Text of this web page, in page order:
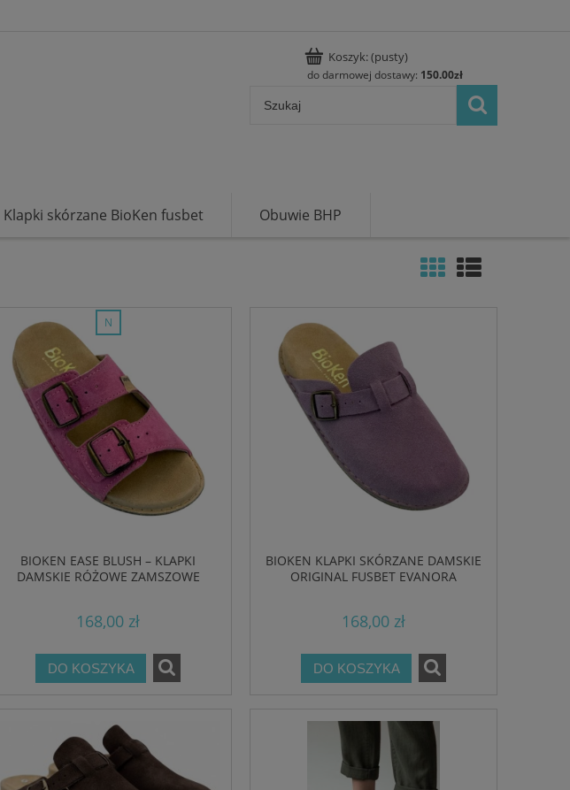
Koszyk:(pusty)
do darmowej dostawy: 150.00zł
Klapki skórzane BioKen fusbet Obuwie BHP
BIOKEN EASE BLUSH – KLAPKI
DAMSKIE RÓŻOWE ZAMSZOWE
168,00 zł
DO KOSZYKA
BIOKEN KLAPKI SKÓRZANE DAMSKIE
ORIGINAL FUSBET EVANORA
168,00 zł
DO KOSZYKA